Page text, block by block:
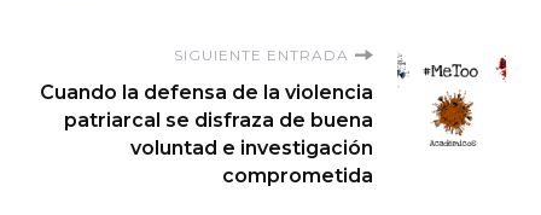
SIGUIENTE ENTRADA
Cuando la defensa de la violencia
patriarcal se disfraza de buena
voluntad e investigación
comprometida